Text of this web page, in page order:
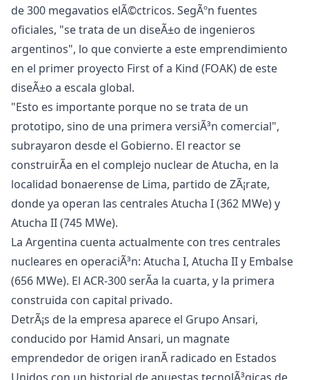
de 300 megavatios elÃ©ctricos. SegÃºn fuentes
oficiales, "se trata de un diseÃ±o de ingenieros
argentinos", lo que convierte a este emprendimiento
en el primer proyecto First of a Kind (FOAK) de este
diseÃ±o a escala global.
"Esto es importante porque no se trata de un
prototipo, sino de una primera versiÃ³n comercial",
subrayaron desde el Gobierno. El reactor se
construirÃ­a en el complejo nuclear de Atucha, en la
localidad bonaerense de Lima, partido de ZÃ¡rate,
donde ya operan las centrales Atucha I (362 MWe) y
Atucha II (745 MWe).
La Argentina cuenta actualmente con tres centrales
nucleares en operaciÃ³n: Atucha I, Atucha II y Embalse
(656 MWe). El ACR-300 serÃ­a la cuarta, y la primera
construida con capital privado.
DetrÃ¡s de la empresa aparece el Grupo Ansari,
conducido por Hamid Ansari, un magnate
emprendedor de origen iranÃ­ radicado en Estados